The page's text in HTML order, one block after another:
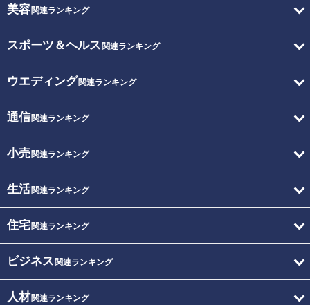
美容関連ランキング
スポーツ＆ヘルス 関連ランキング
ウエディング関連ランキング
通信関連ランキング
小売関連ランキング
生活関連ランキング
住宅関連ランキング
ビジネス 関連ランキング
人材関連ランキング